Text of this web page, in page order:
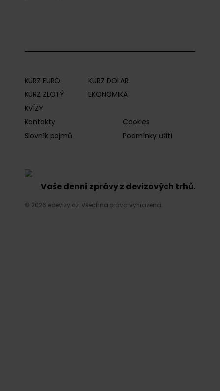
KURZ EURO
KURZ DOLAR
KURZ ZLOTÝ
EKONOMIKA
KVÍZY
Kontakty
Cookies
Slovník pojmů
Podmínky užití
Vaše denní zprávy z devizových trhů.
© 2026 edevizy.cz. Všechna práva vyhrazena.